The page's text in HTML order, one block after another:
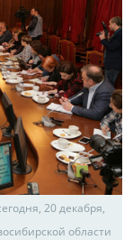
20 декабря,
области